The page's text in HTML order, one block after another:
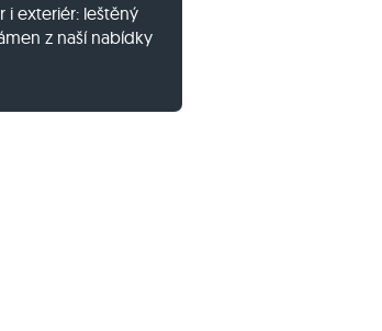
i exteriér: leštěný
z naší nabídky